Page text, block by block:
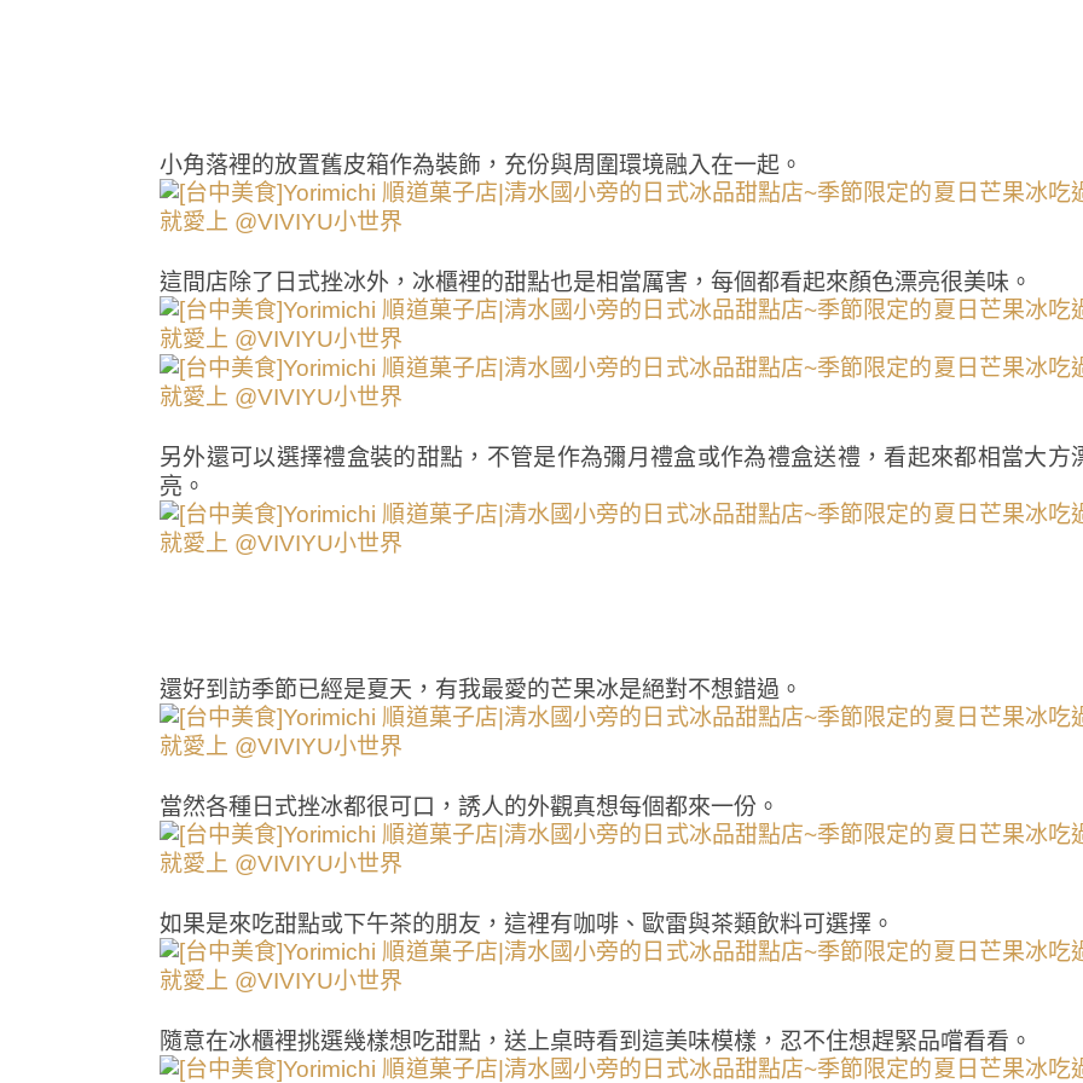
小角落裡的放置舊皮箱作為裝飾，充份與周圍環境融入在一起。
這間店除了日式挫冰外，冰櫃裡的甜點也是相當厲害，每個都看起來顏色漂亮很美味。
另外還可以選擇禮盒裝的甜點，不管是作為彌月禮盒或作為禮盒送禮，看起來都相當大方
亮。
還好到訪季節已經是夏天，有我最愛的芒果冰是絕對不想錯過。
當然各種日式挫冰都很可口，誘人的外觀真想每個都來一份。
如果是來吃甜點或下午茶的朋友，這裡有咖啡、歐雷與茶類飲料可選擇。
隨意在冰櫃裡挑選幾樣想吃甜點，送上桌時看到這美味模樣，忍不住想趕緊品嚐看看。